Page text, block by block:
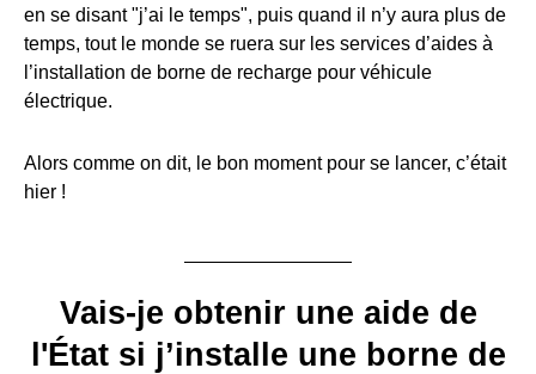
en se disant "j’ai le temps", puis quand il n’y aura plus de
temps, tout le monde se ruera sur les services d’aides à
l’installation de borne de recharge pour véhicule
électrique.
Alors comme on dit, le bon moment pour se lancer, c’était
hier !
Vais-je obtenir une aide de
l'État si j’installe une borne de